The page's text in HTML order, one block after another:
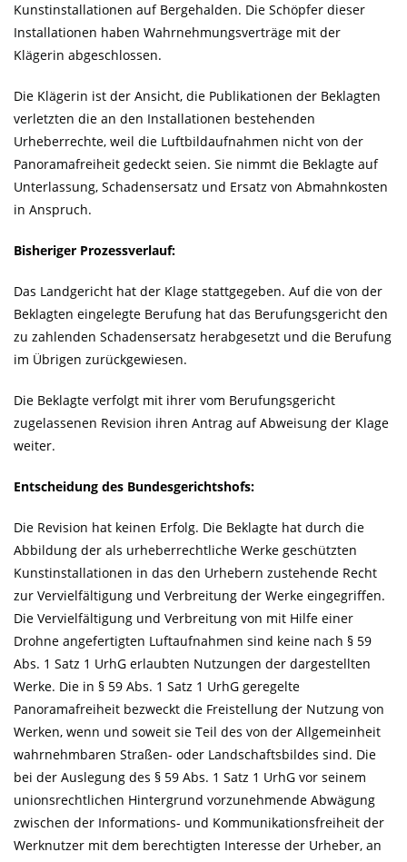
Kunstinstallationen auf Bergehalden. Die Schöpfer dieser
Installationen haben Wahrnehmungsverträge mit der
Klägerin abgeschlossen.
Die Klägerin ist der Ansicht, die Publikationen der Beklagten
verletzten die an den Installationen bestehenden
Urheberrechte, weil die Luftbildaufnahmen nicht von der
Panoramafreiheit gedeckt seien. Sie nimmt die Beklagte auf
Unterlassung, Schadensersatz und Ersatz von Abmahnkosten
in Anspruch.
Bisheriger Prozessverlauf:
Das Landgericht hat der Klage stattgegeben. Auf die von der
Beklagten eingelegte Berufung hat das Berufungsgericht den
zu zahlenden Schadensersatz herabgesetzt und die Berufung
im Übrigen zurückgewiesen.
Die Beklagte verfolgt mit ihrer vom Berufungsgericht
zugelassenen Revision ihren Antrag auf Abweisung der Klage
weiter.
Entscheidung des Bundesgerichtshofs:
Die Revision hat keinen Erfolg. Die Beklagte hat durch die
Abbildung der als urheberrechtliche Werke geschützten
Kunstinstallationen in das den Urhebern zustehende Recht
zur Vervielfältigung und Verbreitung der Werke eingegriffen.
Die Vervielfältigung und Verbreitung von mit Hilfe einer
Drohne angefertigten Luftaufnahmen sind keine nach § 59
Abs. 1 Satz 1 UrhG erlaubten Nutzungen der dargestellten
Werke. Die in § 59 Abs. 1 Satz 1 UrhG geregelte
Panoramafreiheit bezweckt die Freistellung der Nutzung von
Werken, wenn und soweit sie Teil des von der Allgemeinheit
wahrnehmbaren Straßen- oder Landschaftsbildes sind. Die
bei der Auslegung des § 59 Abs. 1 Satz 1 UrhG vor seinem
unionsrechtlichen Hintergrund vorzunehmende Abwägung
zwischen der Informations- und Kommunikationsfreiheit der
Werknutzer mit dem berechtigten Interesse der Urheber, an